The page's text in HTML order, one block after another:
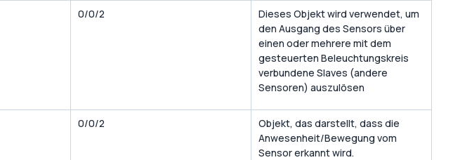
0/0/2
Dieses Objekt wird verwendet, um
den Ausgang des Sensors über
einen oder mehrere mit dem
gesteuerten Beleuchtungskreis
verbundene Slaves (andere
Sensoren) auszulösen
0/0/2
Objekt, das darstellt, dass die
Anwesenheit/Bewegung vom
Sensor erkannt wird.